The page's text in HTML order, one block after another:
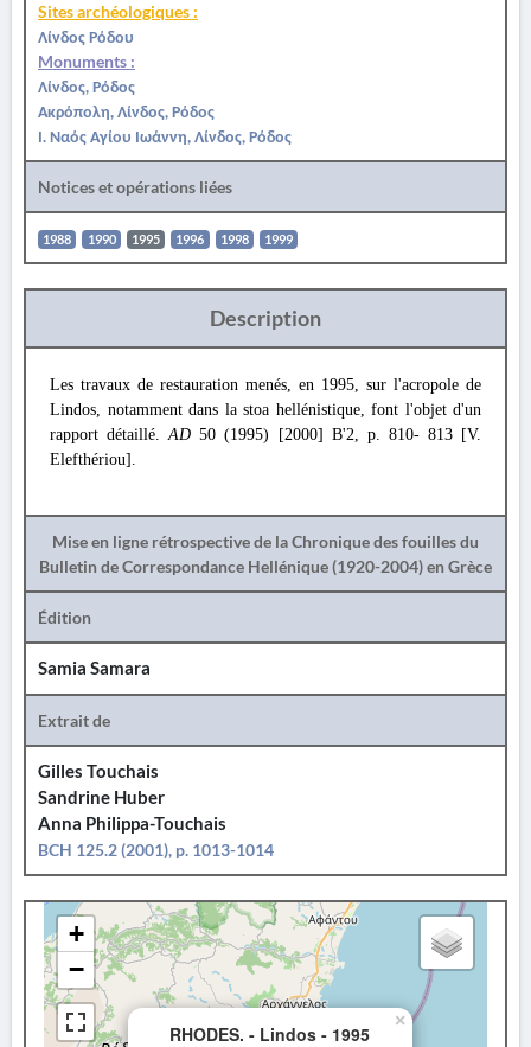
Sites archéologiques :
Λίνδος Ρόδου
Monuments :
Λίνδος, Ρόδος
Ακρόπολη, Λίνδος, Ρόδος
Ι. Ναός Αγίου Ιωάννη, Λίνδος, Ρόδος
Notices et opérations liées
1988 1990 1995 1996 1998 1999
Description
Les travaux de restauration menés, en 1995, sur l'acropole de
Lindos, notamment dans la stoa hellénistique, font l'objet d'un
rapport détaillé.AD 50 (1995) [2000] B'2, p. 810- 813 [V.
Elefthériou].
Mise en ligne rétrospective de la Chronique des fouilles du
Bulletin de Correspondance Hellénique (1920-2004) en Grèce
Édition
Samia Samara
Extrait de
Gilles Touchais
Sandrine Huber
Anna Philippa-Touchais
BCH 125.2 (2001), p. 1013-1014
RHODES. - Lindos - 1995
×
+
−